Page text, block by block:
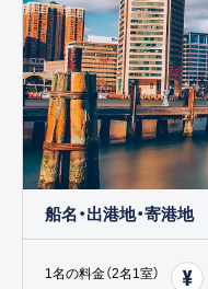
船名・出港地・寄港地
1名の料金（2名1室）